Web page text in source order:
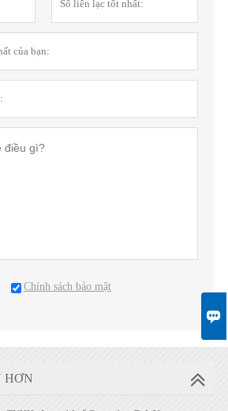

Chính sách bảo mật
HƠN